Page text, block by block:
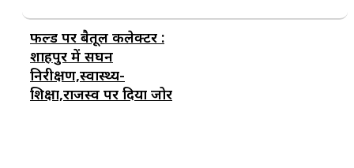
फील्ड पर बैतूल कलेक्टर :
शाहपुर में सघन
निरीक्षण,स्वास्थ्य-
शिक्षा,राजस्व पर दिया जोर